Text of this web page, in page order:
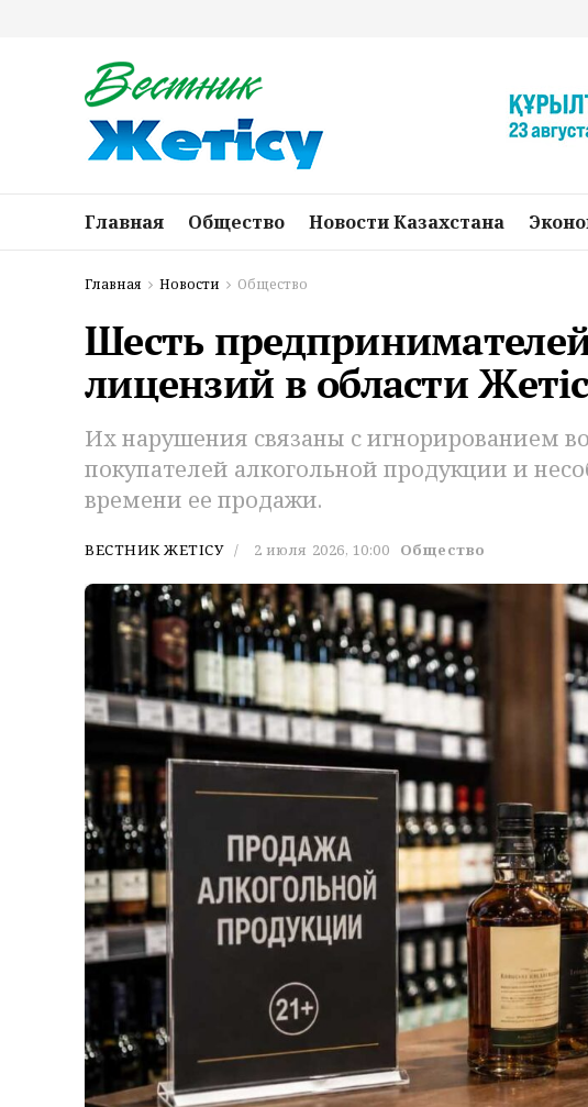
Главная Общество Новости Казахстана
Главная Новости Общество
Шесть
лицензий в области
Их нарушения связаны с игнорированием
покупателей алкогольной продукции и
времени ее продажи.
ВЕСТНИК ЖЕТІСУ 2 июля 2026, 10:00 Общество